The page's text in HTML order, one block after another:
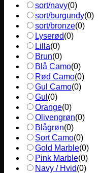
sort/navy(0)
sort/burgundy(0)
sort/bronze(0)
Lyserød(0)
Lilla(0)
Brun(0)
Blå Camo(0)
Rød Camo(0)
Gul Camo(0)
Gul (0)
Orange(0)
Olivengrøn(0)
Blågrøn(0)
Sort Camo(0)
Gold Marble(0)
Pink Marble(0)
Navy / Hvid(0)